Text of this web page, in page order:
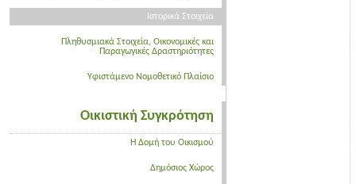
Ιστορικά Στοιχεία
Πληθυσμιακά Στοιχεία, Οικονομικές και
Παραγωγικές Δραστηριότητες
Υφιστάμενο Νομοθετικό Πλαίσιο
Οικιστική Συγκρότηση
Η Δομή του Οικισμού
Δημόσιος Χώρος